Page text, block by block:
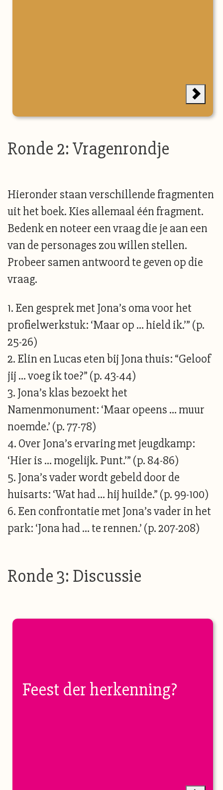
Ronde 2: Vragenrondje
Hieronder staan verschillende fragmenten
uit het boek. Kies allemaal één fragment.
Bedenk en noteer een vraag die je aan een
van de personages zou willen stellen.
Probeer samen antwoord te geven op die
vraag.
1. Een gesprek met Jona’s oma voor het
profielwerkstuk: ‘Maar op … hield ik.’” (p.
25-26)
2. Elin en Lucas eten bij Jona thuis: “Geloof
jij … voeg ik toe?” (p. 43-44)
3. Jona’s klas bezoekt het
Namenmonument: ‘Maar opeens … muur
noemde.’ (p. 77-78)
4. Over Jona’s ervaring met jeugdkamp:
‘Hier is … mogelijk. Punt.’” (p. 84-86)
5. Jona’s vader wordt gebeld door de
huisarts: ‘Wat had … hij huilde.” (p. 99-100)
6. Een confrontatie met Jona’s vader in het
park: ‘Jona had … te rennen.’ (p. 207-208)
Ronde 3: Discussie
Feest der herkenning?